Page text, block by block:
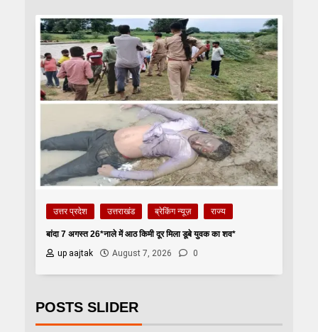
उत्तर प्रदेश उत्तराखंड ब्रेकिंग न्यूज़ राज्य
बांदा 7 अगस्त 26*नाले में आठ किमी दूर मिला डूबे युवक का शव*
up aajtak
August 7, 2026 0
POSTS SLIDER